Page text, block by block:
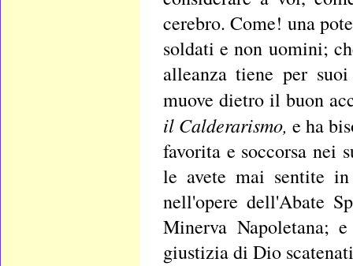
cerebro. Come! una
soldati e non uomini;
alleanza tiene per
muove dietro il buon
il Calderarismo, e ha
favorita e soccorsa nei
le avete mai sentite
nell'opere dell'Abate
Minerva Napoletana;
giustizia di Dio